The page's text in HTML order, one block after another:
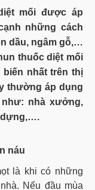
mối được áp
những cách
dầu, ngâm gỗ,…
thuốc diệt mối
nhất trên thị
thường áp dụng
nhà xưởng,
dựng,….
náu
là khi có những
Nếu đầu mùa